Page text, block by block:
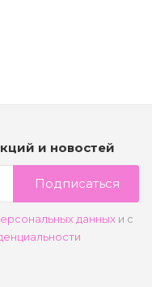
и новостей
Подписаться
данных и с